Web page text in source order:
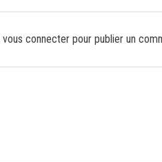
vous connecter pour publier un